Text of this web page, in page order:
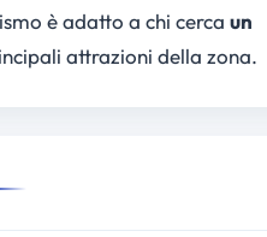
è adatto a chi cerca un
attrazioni della zona.